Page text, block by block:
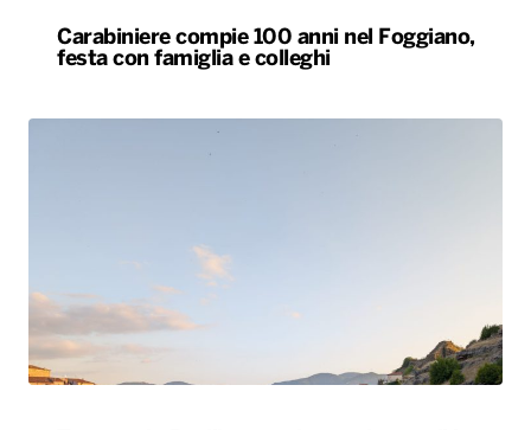
Carabiniere compie 100 anni nel Foggiano,
festa con famiglia e colleghi